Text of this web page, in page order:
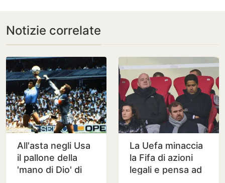
Notizie correlate
All'asta negli Usa
il pallone della
'mano di Dio' di
La Uefa minaccia
la Fifa di azioni
legali e pensa ad